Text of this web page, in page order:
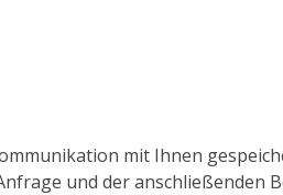
mit Ihnen
und der anschließenden